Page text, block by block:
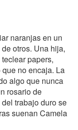
naranjas en un
otros. Una hija,
papers,
no encaja. La
algo que nunca
rosario de
trabajo duro se
suenan Camela